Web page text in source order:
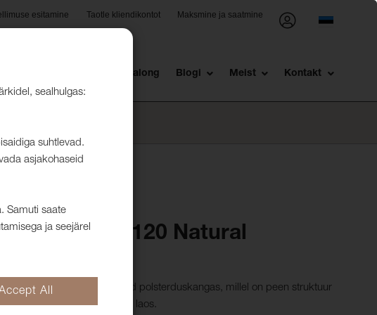
esitamine Taotle kliendikontot Maksmine ja saatmine
Müügisalong Blogi Meist Kontakt
Casino 120 Natural
pehmest šenillist kootud polsterduskangas, millel on peen struktuur
Kõik värvid on laos.
sealhulgas:
suhtlevad.
asjakohaseid
Samuti saate
ja seejärel
All